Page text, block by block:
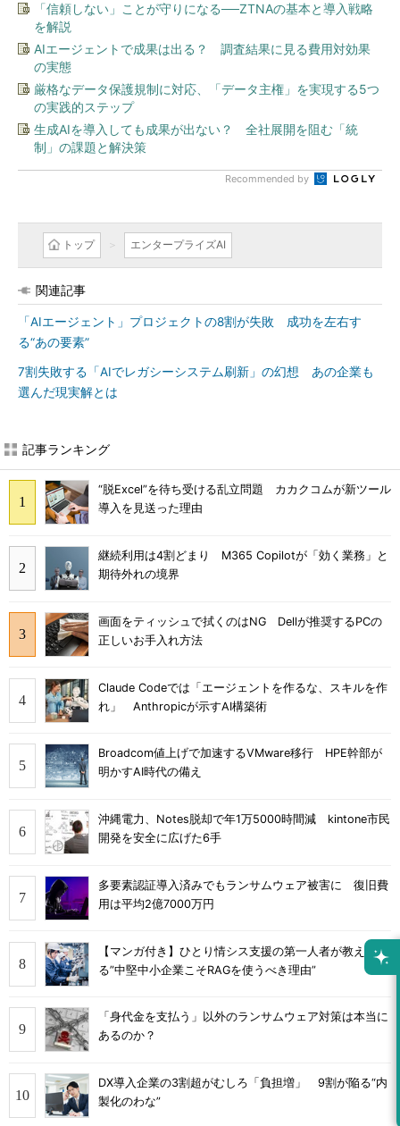
「信頼しない」ことが守りになる──ZTNAの基本と導入戦略
を解説
AIエージェントで成果は出る？ 調査結果に見る費用対効果
の実態
厳格なデータ保護規制に対応、「データ主権」を実現する5つ
の実践的ステップ
生成AIを導入しても成果が出ない？ 全社展開を阻む「統
制」の課題と解決策
Recommended by
トップ エンタープライズAI
関連記事
「AIエージェント」プロジェクトの8割が失敗 成功を左右す
る“あの要素”
7割失敗する「AIでレガシーシステム刷新」の幻想 あの企業も
選んだ現実解とは
記事ランキング
“脱Excel”を待ち受ける乱立問題 カカクコムが新ツール
導入を見送った理由
継続利用は4割どまり M365 Copilotが「効く業務」と
期待外れの境界
画面をティッシュで拭くのはNG Dellが推奨するPCの
正しいお手入れ方法
Claude Codeでは「エージェントを作るな、スキルを作
れ」 Anthropicが示すAI構築術
Broadcom値上げで加速するVMware移行 HPE幹部が
明かすAI時代の備え
沖縄電力、Notes脱却で年1万5000時間減 kintone市民
開発を安全に広げた6手
多要素認証導入済みでもランサムウェア被害に 復旧費
用は平均2億7000万円
【マンガ付き】ひとり情シス支援の第一人者が教え
る”中堅中小企業こそRAGを使うべき理由”
「身代金を支払う」以外のランサムウェア対策は本当に
あるのか？
DX導入企業の3割超がむしろ「負担増」 9割が陥る“内
製化のわな”